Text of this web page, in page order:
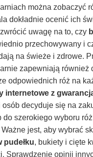
można zobaczyć
dokładnie ocenić ich
uwagę na to, czy
przechowywany i
na świeże i zdrowe.
zapewniają również
odpowiednich róż na
internetowe z
osób decyduje się na
do szerokiego wyboru
jest, aby wybrać
pudełku, bukiety i cięte
Sprawdzenie opinii